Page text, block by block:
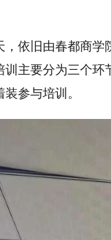
，依旧由春都商
训主要分为三个
参与培训。